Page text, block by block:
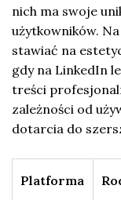
nich ma swoje
użytkowników.
stawiać na
gdy na LinkedIn
treści
zależności od
dotarcia do
Platforma